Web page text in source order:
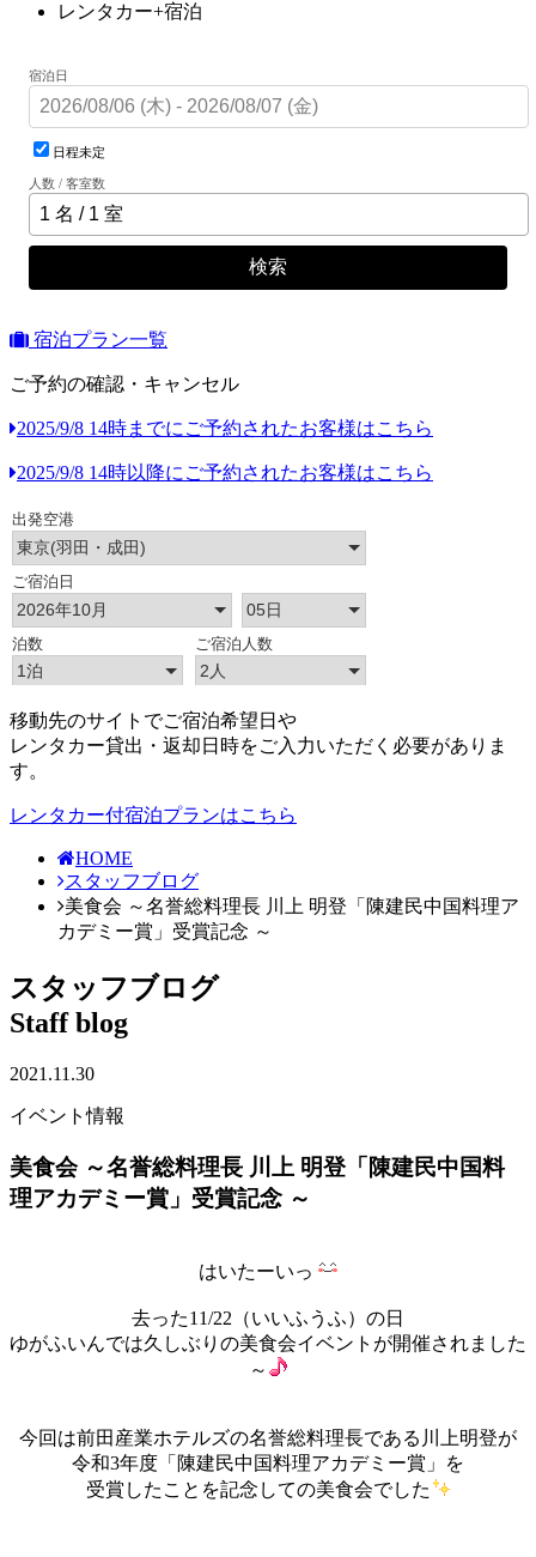
レンタカー+宿泊
宿泊日
日程未定
人数 / 客室数
検索
宿泊プラン一覧
ご予約の確認・キャンセル
2025/9/8 14時までにご予約されたお客様はこちら
2025/9/8 14時以降にご予約されたお客様はこちら
移動先のサイトでご宿泊希望日や
レンタカー貸出・返却日時をご入力いただく必要がありま
す。
レンタカー付宿泊プランはこちら
HOME
スタッフブログ
美食会 ～名誉総料理長 川上 明登「陳建民中国料理ア
カデミー賞」受賞記念 ～
スタッフブログ
Staff blog
2021.11.30
イベント情報
美食会 ～名誉総料理長 川上 明登「陳建民中国料
理アカデミー賞」受賞記念 ～
はいたーいっ
去った11/22（いいふうふ）の日
ゆがふいんでは久しぶりの美食会イベントが開催されました
～
今回は前田産業ホテルズの名誉総料理長である川上明登が
令和3年度「陳建民中国料理アカデミー賞」を
受賞したことを記念しての美食会でした